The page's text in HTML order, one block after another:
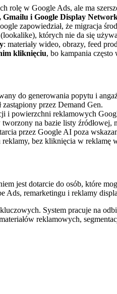
rolę w Google Ads, ale ma
Gmailu i Google Display
zapowiedział, że migracja
(lookalike), których nie da się
: materiały wideo, obrazy, feed
kliknięciu, bo kampania
do generowania popytu i
przez Demand Gen.
i powierzchni reklamowych
na bazie listy
przez Google AI poza
bez kliknięcia w reklamę
jest dotarcie do osób, które
Ads, remarketingu i reklamy
System pracuje na
reklamowych,